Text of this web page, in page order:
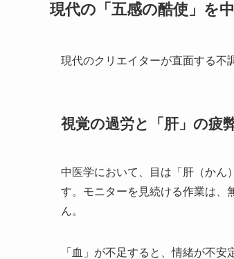
現代の「五感の酷使」を
現代のクリエイターが直面する不
視覚の過労と「肝」の疲
中医学において、目は「肝（かん
す。モニターを見続ける作業は、
ん。
「血」が不足すると、情緒が不